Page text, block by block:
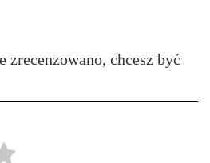
zrecenzowano, chcesz być